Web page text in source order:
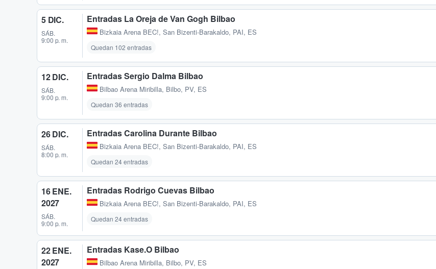
5 DIC.
SÁB.
9:00 p. m.
Entradas La Oreja de Van Gogh Bilbao
Bizkaia Arena BEC!, San Bizenti-Barakaldo, PAI, ES
Quedan 102 entradas
12 DIC.
SÁB.
9:00 p. m.
Entradas Sergio Dalma Bilbao
Bilbao Arena Miribilla, Bilbo, PV, ES
Quedan 36 entradas
26 DIC.
SÁB.
8:00 p. m.
Entradas Carolina Durante Bilbao
Bizkaia Arena BEC!, San Bizenti-Barakaldo, PAI, ES
Quedan 24 entradas
16 ENE.
2027
SÁB.
9:00 p. m.
Entradas Rodrigo Cuevas Bilbao
Bizkaia Arena BEC!, San Bizenti-Barakaldo, PAI, ES
Quedan 24 entradas
22 ENE.
2027
Entradas Kase.O Bilbao
Bilbao Arena Miribilla, Bilbo, PV, ES